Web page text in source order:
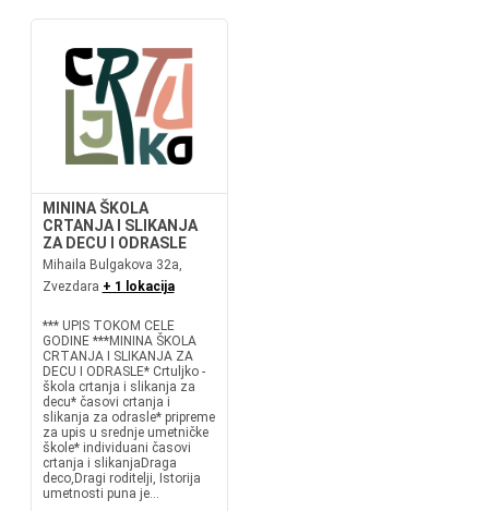
MININA ŠKOLA
CRTANJA I SLIKANJA
ZA DECU I ODRASLE
Mihaila Bulgakova 32a,
Zvezdara + 1 lokacija
*** UPIS TOKOM CELE
GODINE ***MININA ŠKOLA
CRTANJA I SLIKANJA ZA
DECU I ODRASLE* Crtuljko -
škola crtanja i slikanja za
decu* časovi crtanja i
slikanja za odrasle* pripreme
za upis u srednje umetničke
škole* individuani časovi
crtanja i slikanjaDraga
deco,Dragi roditelji, Istorija
umetnosti puna je...